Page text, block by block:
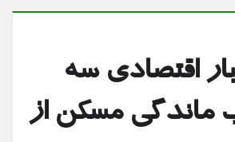
اقتصادی سه
ماندگی مسکن از